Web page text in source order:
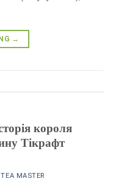
→
короля
Тікрафт
TEA MASTER